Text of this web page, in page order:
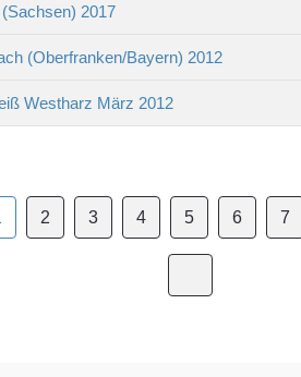
2017
(Oberfranken/Bayern) 2012
Westharz März 2012
2 3 4 5 6 7